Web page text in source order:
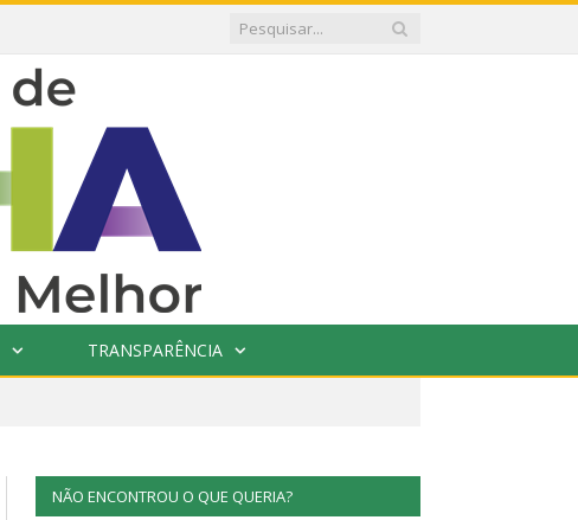
TRANSPARÊNCIA
NÃO ENCONTROU O QUE QUERIA?